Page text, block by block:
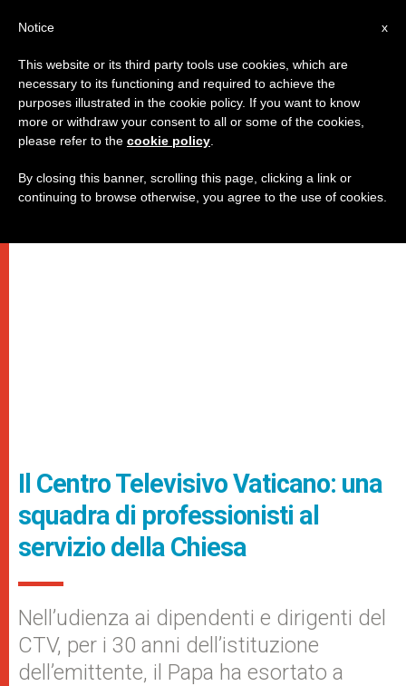
Il Centro Televisivo Vaticano: una
squadra di professionisti al
servizio della Chiesa
Nell’udienza ai dipendenti e dirigenti del
CTV, per i 30 anni dell’istituzione
dell’emittente, il Papa ha esortato a
x
Notice
This website or its third party tools use cookies, which are
necessary to its functioning and required to achieve the
purposes illustrated in the cookie policy. If you want to know
more or withdraw your consent to all or some of the cookies,
please refer to the cookie policy
By closing this banner, scrolling this page, clicking a link or
continuing to browse otherwise, you agree to the use of cookies.